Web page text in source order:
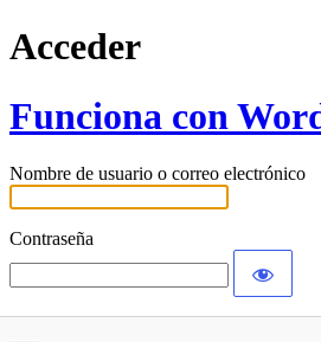
Acceder
Funciona con
Nombre de usuario o correo electrónico
Contraseña